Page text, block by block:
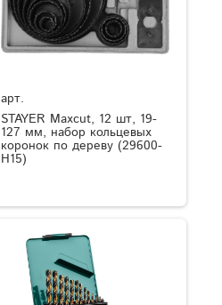
арт.
STAYER Maxcut, 12 шт, 19-
127 мм, набор кольцевых
коронок по дереву (29600-
H15)